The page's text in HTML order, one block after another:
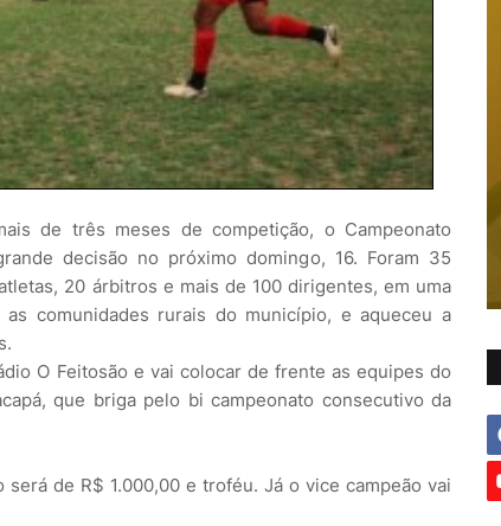
de três meses de competição, o Campeonato
decisão no próximo domingo, 16. Foram 35
20 árbitros e mais de 100 dirigentes, em uma
comunidades rurais do município, e aqueceu a
O Feitosão e vai colocar de frente as equipes do
que briga pelo bi campeonato consecutivo da
de R$ 1.000,00 e troféu. Já o vice campeão vai